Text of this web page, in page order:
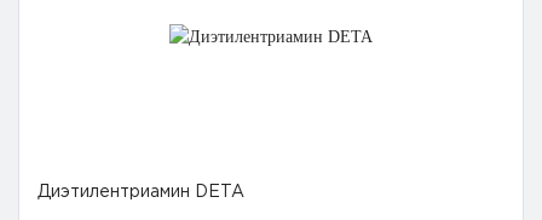
Диэтилентриамин DETA